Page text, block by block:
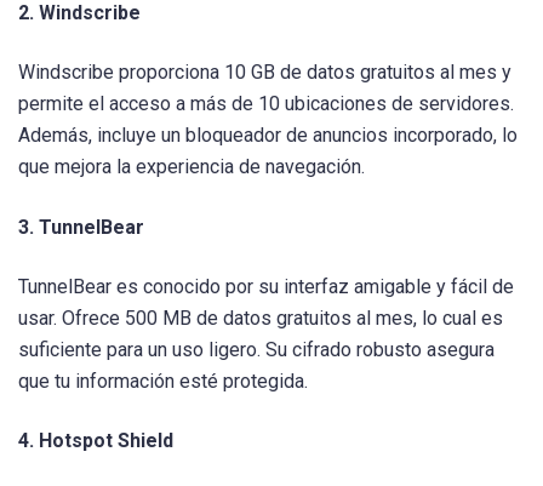
2. Windscribe
Windscribe proporciona 10 GB de datos gratuitos al mes y
permite el acceso a más de 10 ubicaciones de servidores.
Además, incluye un bloqueador de anuncios incorporado, lo
que mejora la experiencia de navegación.
3. TunnelBear
TunnelBear es conocido por su interfaz amigable y fácil de
usar. Ofrece 500 MB de datos gratuitos al mes, lo cual es
suficiente para un uso ligero. Su cifrado robusto asegura
que tu información esté protegida.
4. Hotspot Shield